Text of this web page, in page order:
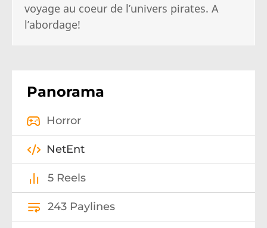
voyage au coeur de l’univers pirates. A
l’abordage!
Panorama
Horror
NetEnt
5 Reels
243 Paylines